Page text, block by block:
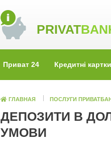
PRIVAT
Приват 24 Кредитні картки
ГЛАВНАЯ ПОСЛУГИ
ДЕПОЗИТИ В
УМОВИ